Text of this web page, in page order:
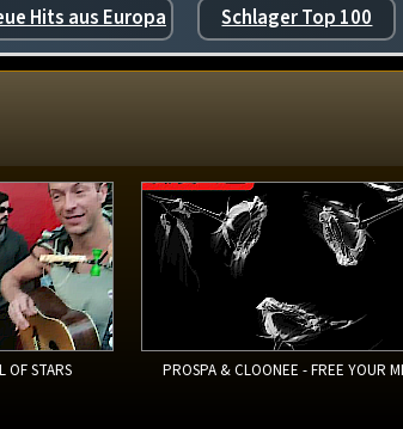
Hits aus Europa Schlager Top 100
OF STARS PROSPA & CLOONEE - FREE YOUR